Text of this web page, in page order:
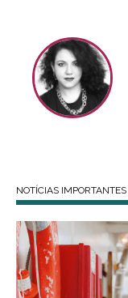
NOTÍCIAS IMPORTANTES